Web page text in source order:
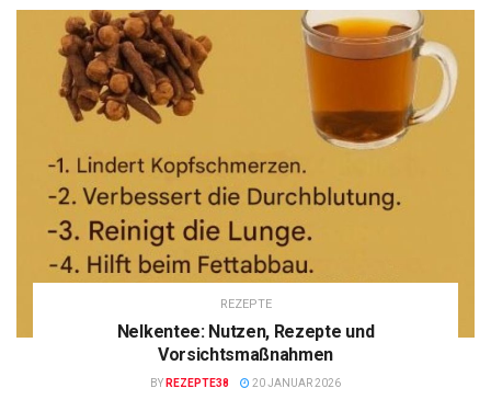
REZEPTE
Nelkentee: Nutzen, Rezepte und
Vorsichtsmaßnahmen
BY REZEPTE38 20 JANUAR 2026